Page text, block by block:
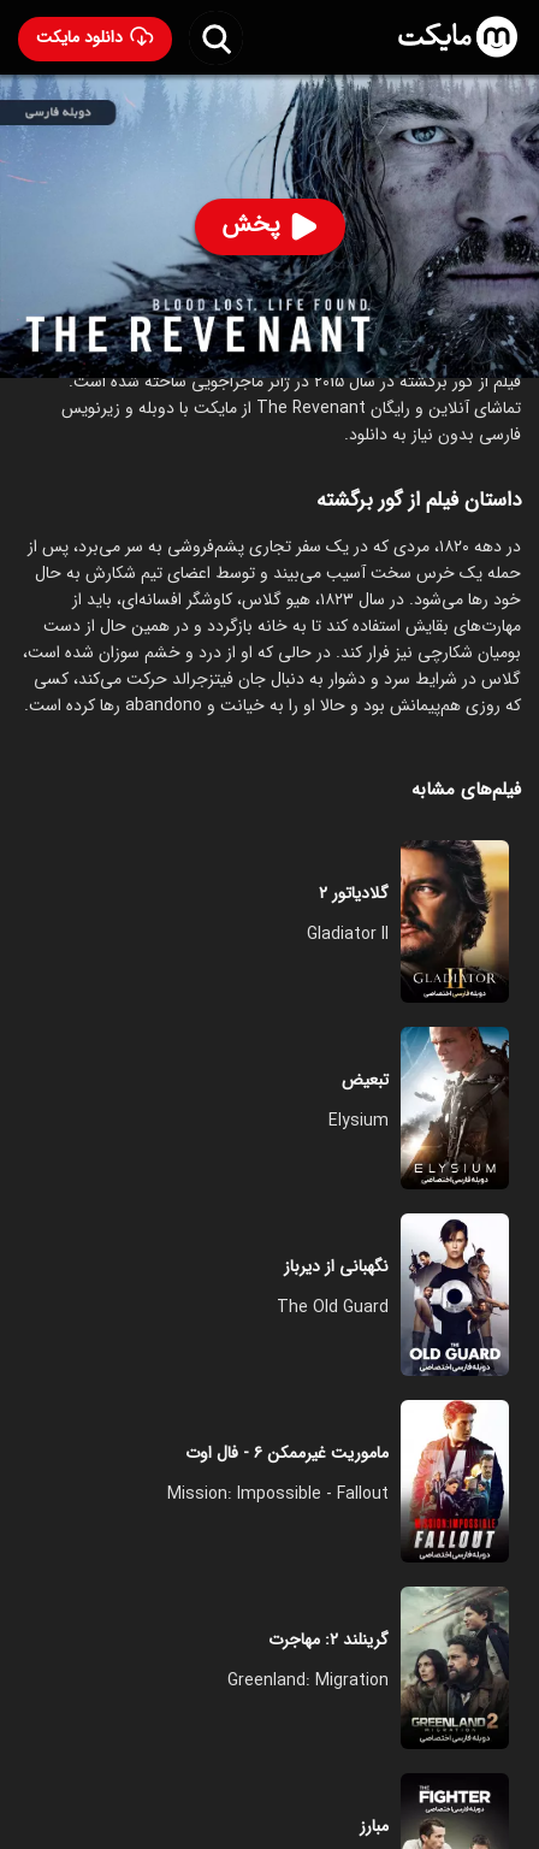
دانلود مایکت
پخش
فیلم از گور برگشته با دوبله فارسی
۵۷۹ 94% ۸.۰
ساخت آمریکا سال 2015
رده سنی ۱۸+
ماجراجویی
درام
درباره فیلم از گور برگشته
فیلم از گور برگشته در سال 2015 در ژانر ماجراجویی ساخته شده است.
تماشای آنلاین و رایگان The Revenant از مایکت با دوبله و زیرنویس
فارسی بدون نیاز به دانلود.
داستان فیلم از گور برگشته
در دهه ۱۸۲۰، مردی که در یک سفر تجاری پشم‌فروشی به سر می‌برد، پس از
حمله یک خرس سخت آسیب می‌بیند و توسط اعضای تیم شکارش به حال
خود رها می‌شود. در سال ۱۸۲۳، هيو گلاس، کاوشگر افسانه‌ای، باید از
مهارت‌های بقايش استفاده کند تا به خانه بازگردد و در همین حال از دست
بومیان شکارچی نیز فرار کند. در حالی که او از درد و خشم سوزان شده است،
گلاس در شرایط سرد و دشوار به دنبال جان فیتزجرالد حرکت می‌کند، کسی
که روزی هم‌پیمانش بود و حالا او را به خیانت و abandono رها کرده است.
فیلم‌های مشابه
گلادیاتور ۲
Gladiator II
تبعیض
Elysium
نگهبانی از دیرباز
The Old Guard
ماموریت غیرممکن ۶ - فال اوت
Mission: Impossible - Fallout
گرینلند ۲: مهاجرت
Greenland: Migration
مبارز